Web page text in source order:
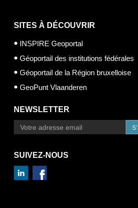
SITES À DÉCOUVRIR
INSPIRE Geoportal
Géoportail des institutions fédérales
Géoportail de la Région bruxelloise
GeoPunt Vlaanderen
NEWSLETTER
SUIVEZ-NOUS